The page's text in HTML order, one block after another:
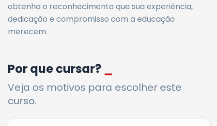
obtenha o reconhecimento que sua experiência,
dedicação e compromisso com a educação
merecem.
Por que cursar?
Veja os motivos para escolher este
curso.